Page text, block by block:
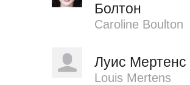
Болтон
Caroline Boulton
Луис Мертенс
Louis Mertens